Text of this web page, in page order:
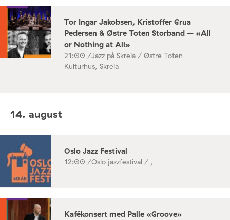
Tor Ingar Jakobsen, Kristoffer Grua
Pedersen & Østre Toten Storband – «All
or Nothing at All»
21:00 /Jazz på Skreia / Østre Toten
Kulturhus, Skreia
14. august
Oslo Jazz Festival
12:00 /Oslo jazzfestival / ,
Kafékonsert med Palle «Groove»